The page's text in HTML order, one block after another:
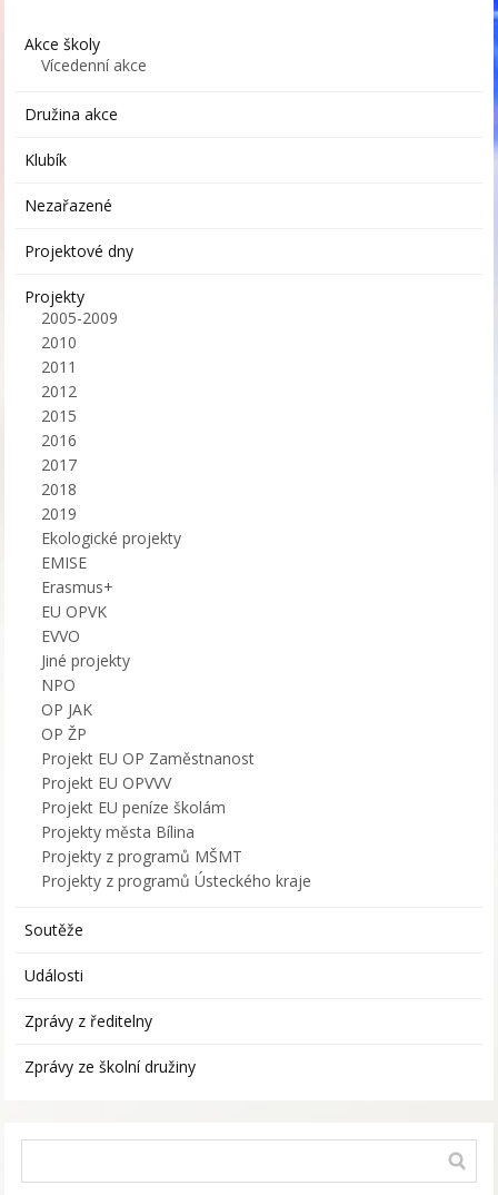
Akce školy
Vícedenní akce
Družina akce
Klubík
Nezařazené
Projektové dny
Projekty
2005-2009
2010
2011
2012
2015
2016
2017
2018
2019
Ekologické projekty
EMISE
Erasmus+
EU OPVK
EVVO
Jiné projekty
NPO
OP JAK
OP ŽP
Projekt EU OP Zaměstnanost
Projekt EU OPVVV
Projekt EU peníze školám
Projekty města Bílina
Projekty z programů MŠMT
Projekty z programů Ústeckého kraje
Soutěže
Události
Zprávy z ředitelny
Zprávy ze školní družiny